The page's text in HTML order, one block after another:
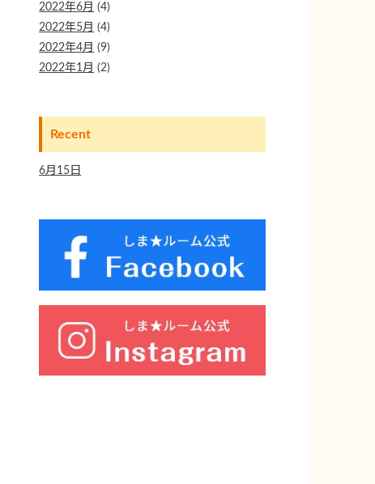
2022年6月 (4)
2022年5月 (4)
2022年4月 (9)
2022年1月 (2)
Recent
6月15日